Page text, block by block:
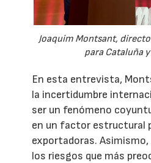
Joaquim Montsant,
para Cataluña
En esta entrevista,
la incertidumbre
ser un fenómeno
en un factor estructural
exportadoras.
los riesgos que más